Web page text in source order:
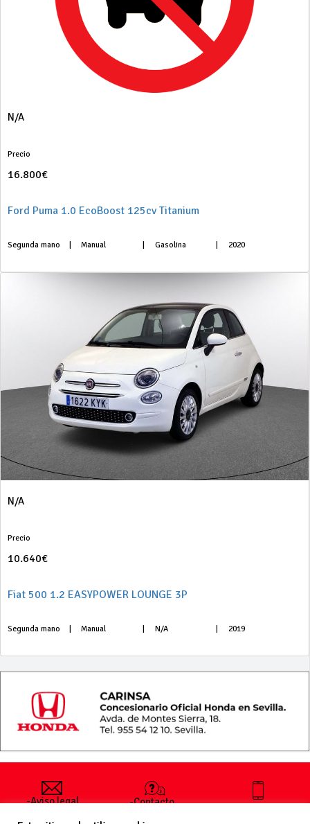
N/A
Precio
16.800€
Ford Puma 1.0 EcoBoost 125cv Titanium
Segunda mano Manual Gasolina 2020
N/A
Precio
10.640€
Fiat 500 1.2 EASYPOWER LOUNGE 3P
Segunda mano Manual N/A 2019
-Aviso legal
-Contacto
+34 627 35